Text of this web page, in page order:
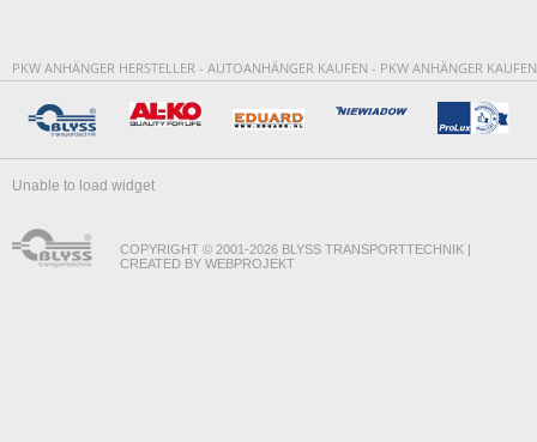
PKW ANHÄNGER HERSTELLER - AUTOANHÄNGER KAUFEN - PKW ANHÄNGER KAUFEN
Unable to load widget
COPYRIGHT © 2001-2026 BLYSS TRANSPORTTECHNIK |
CREATED BY WEBPROJEKT